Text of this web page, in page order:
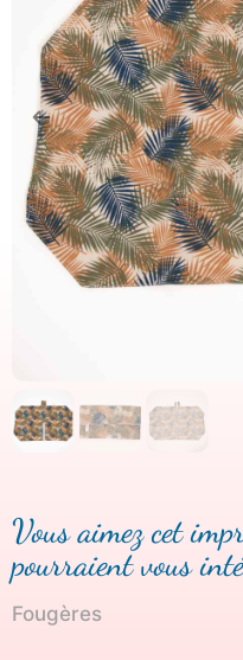
Vous aimez cet
pourraient vous
Fougères